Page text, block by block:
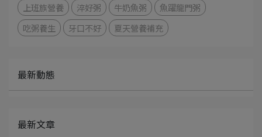
上班族營養
淬好粥 牛奶魚粥
魚躍龍門粥
吃粥養生
牙口不好 夏天營養補充
最新動態
最新文章